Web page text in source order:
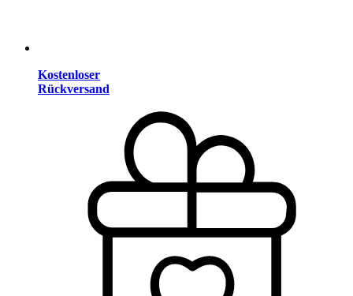
Kostenloser
Rückversand